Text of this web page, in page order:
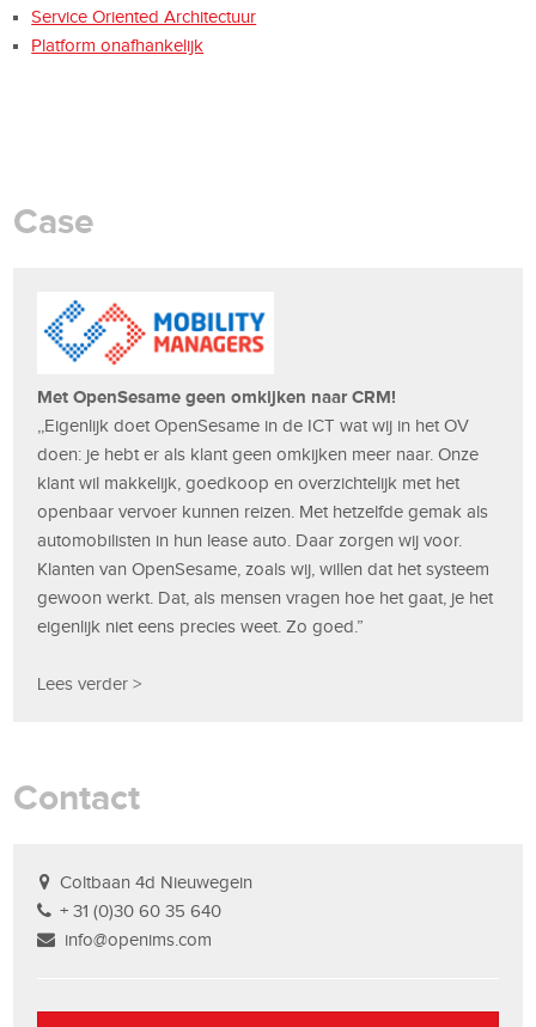
Service Oriented Architectuur
Platform onafhankelijk
Case
Met OpenSesame geen omkijken naar CRM!
,,Eigenlijk doet OpenSesame in de ICT wat wij in het OV
doen: je hebt er als klant geen omkijken meer naar. Onze
klant wil makkelijk, goedkoop en overzichtelijk met het
openbaar vervoer kunnen reizen. Met hetzelfde gemak als
automobilisten in hun lease auto. Daar zorgen wij voor.
Klanten van OpenSesame, zoals wij, willen dat het systeem
gewoon werkt. Dat, als mensen vragen hoe het gaat, je het
eigenlijk niet eens precies weet. Zo goed.”
Lees verder >
Contact
Coltbaan 4d Nieuwegein
+ 31 (0)30 60 35 640
info@openims.com